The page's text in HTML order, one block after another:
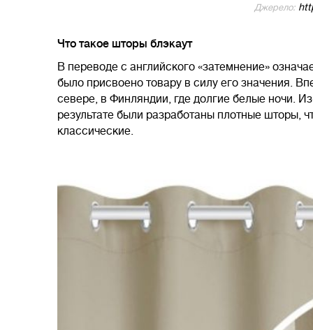
Джерело:
Что такое шторы блэкаут
В переводе с английского «затемнение»
было присвоено товару в силу его значения.
севере, в Финляндии, где долгие белые ночи.
результате были разработаны плотные шторы,
классические.